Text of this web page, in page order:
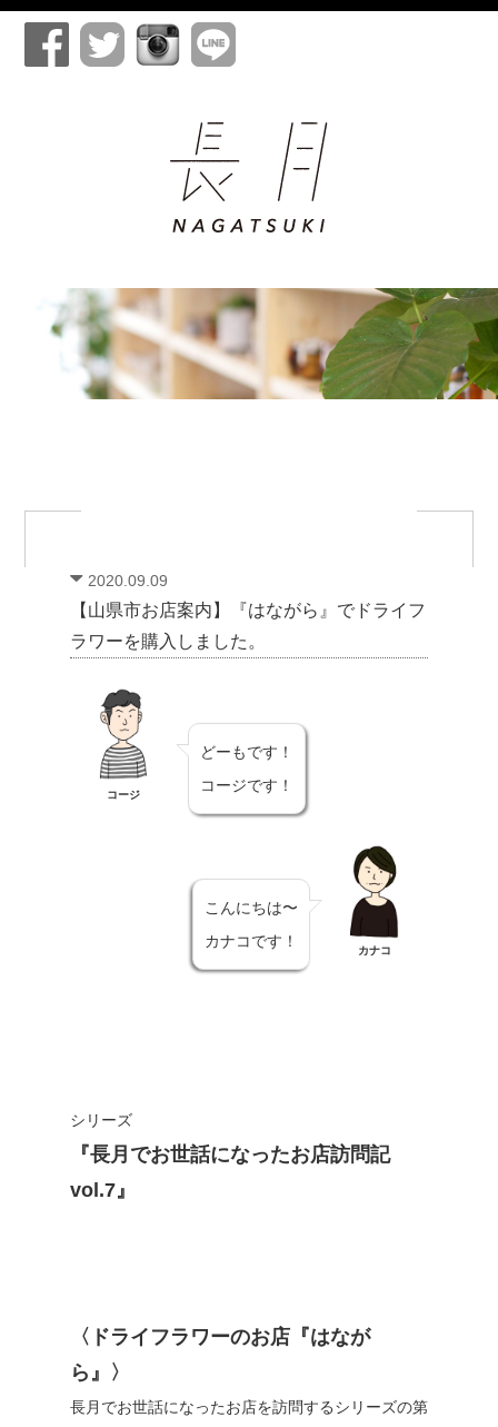
2020.09.09
【山県市お店案内】『はながら』でドライフ
ラワーを購入しました。
コージ
どーもです！
コージです！
こんにちは〜
カナコです！
カナコ
シリーズ
『長月でお世話になったお店訪問記
vol.7』
〈ドライフラワーのお店『はなが
ら』〉
長月でお世話になったお店を訪問するシリーズの第